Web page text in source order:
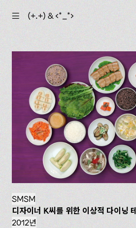
☰ (+.+) & ‹*_*›
SMSM
디자이너 K씨를 위한 이상적 다이닝
2012년